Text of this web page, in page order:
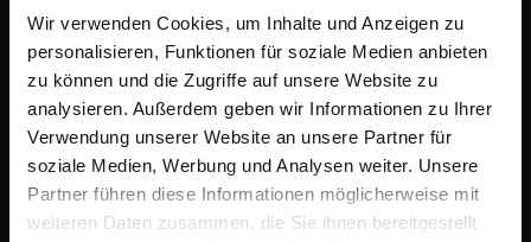
Wir verwenden Cookies, um Inhalte und Anzeigen zu
personalisieren, Funktionen für soziale Medien anbieten
zu können und die Zugriffe auf unsere Website zu
analysieren. Außerdem geben wir Informationen zu Ihrer
Verwendung unserer Website an unsere Partner für
soziale Medien, Werbung und Analysen weiter. Unsere
Partner führen diese Informationen möglicherweise mit
weiteren Daten zusammen, die Sie ihnen bereitgestellt
Unser Unternehmen
Scalable Hosting Solutions OÜ
Registrierungscode: 14652605
Umsatzsteuer-Identifikationsnummer: EE102133820
Adresse: Harju maakond, Tallinn, Kesklinna linnaosa,
Vesivärava tn 50-201, 10152